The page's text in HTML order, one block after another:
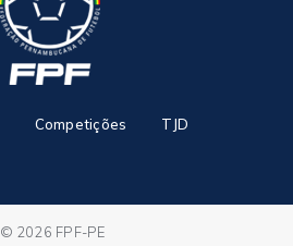
Competições TJD
© 2026 FPF-PE